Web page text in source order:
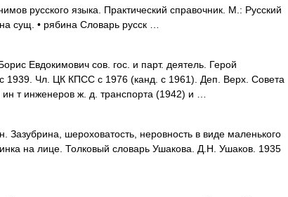
русского языка. Практический справочник. М.: Русский
сущ. • рябина Словарь русск …
сов. гос. и парт. деятель. Герой
1939. Чл. ЦК КПСС c 1976 (канд. c 1961). Деп. Bepx. Cовета
т инженеров ж. д. транспорта (1942) и …
шероховатость, неровность в виде маленького
на лице. Толковый словарь Ушакова. Д.Н. Ушаков. 1935